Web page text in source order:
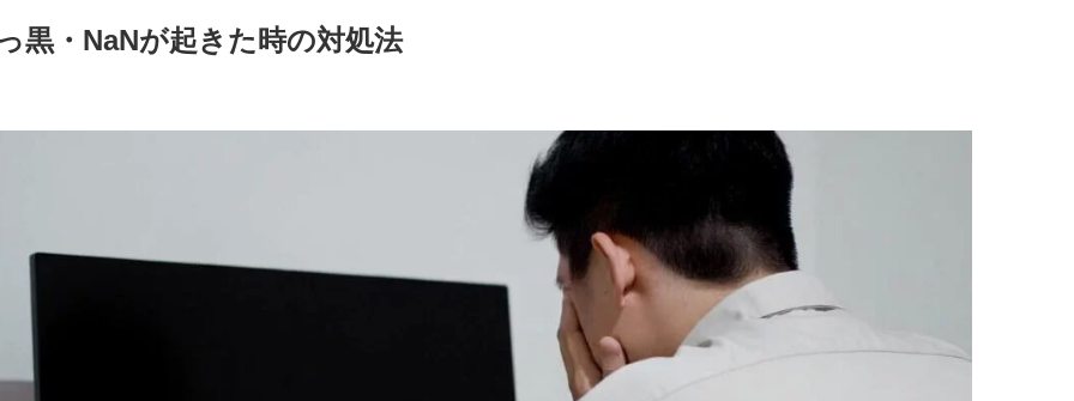
黒・NaNが起きた時の対処法